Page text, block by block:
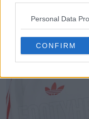
Personal Data
CONFIRM
Esclusiva: filtrata
per i Mondiali
8 3